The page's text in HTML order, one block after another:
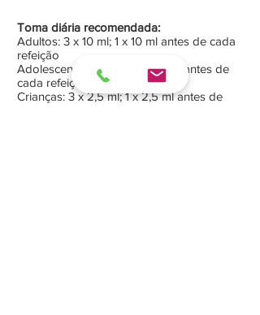
Toma diária recomendada:
Adultos: 3 x 10 ml; 1 x 10 ml antes de cada
refeição
Adolescentes: 3 x 5 ml; 1 x 5 ml antes de
cada refeição
Crianças: 3 x 2,5 ml; 1 x 2,5 ml antes de